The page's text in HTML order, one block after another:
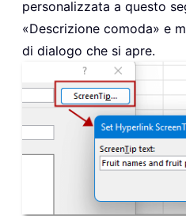
personalizzata a questo
«Descrizione comoda» e
di dialogo che si apre.